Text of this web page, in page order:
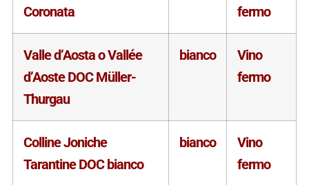
Coronata
fermo
Valle d’Aosta o Vallée
d’Aoste DOC Müller-
Thurgau
bianco
Vino
fermo
Colline Joniche
Tarantine DOC bianco
bianco
Vino
fermo